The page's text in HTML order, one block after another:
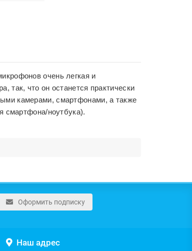
очень легкая и
так, что он останется практически
камерами, смартфонами, а также
смартфона/ноутбука).
Оформить подписку
Наш адрес